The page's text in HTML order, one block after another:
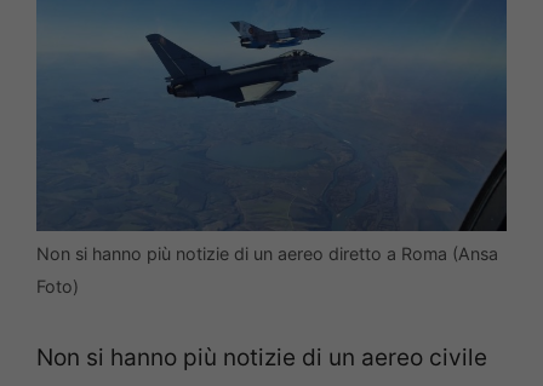
Non si hanno più notizie di un aereo diretto a Roma (Ansa
Foto)
Non si hanno più notizie di un aereo civile